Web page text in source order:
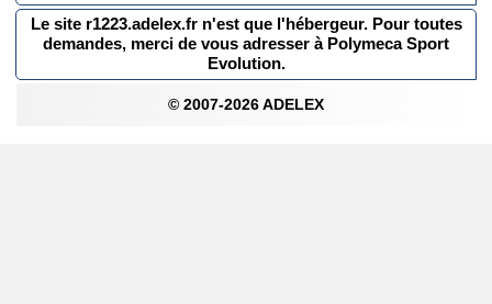
Le site r1223.adelex.fr n'est que l'hébergeur. Pour toutes
demandes, merci de vous adresser à Polymeca Sport
Evolution.
© 2007-2026 ADELEX